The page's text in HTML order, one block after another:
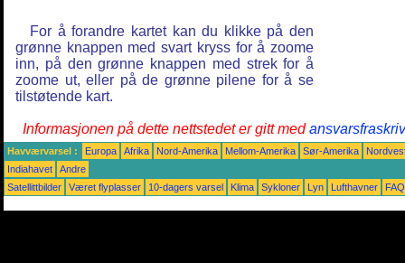
For å forandre kartet kan du klikke på den
grønne knappen med svart kryss for å zoome
inn, på den grønne knappen med strek for å
zoome ut, eller på de grønne pilene for å se
tilstøtende kart.
Informasjonen på dette nettstedet er gitt med
Havværvarsel : Europa Afrika Nord-Amerika Mellom-Amerika Sør-Amerika
Indiahavet
Andre
Satellittbilder
Været flyplasser 10-dagers varsel Klima Sykloner Lyn Lufthavner FAQ